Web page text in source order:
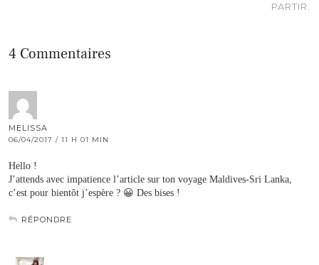
PARTIR.
4 Commentaires
MELISSA
06/04/2017 / 11 H 01 MIN
Hello !
J’attends avec impatience l’article sur ton voyage Maldives-Sri Lanka,
c’est pour bientôt j’espère ? 😀 Des bises !
RÉPONDRE